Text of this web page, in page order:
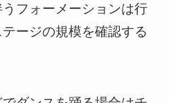
フォーメーションは行
ージの規模を確認する